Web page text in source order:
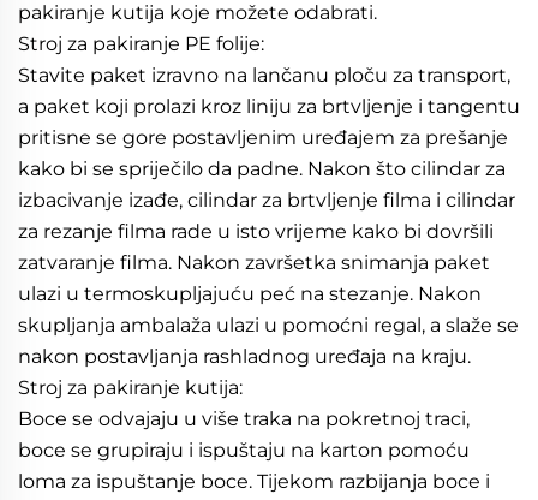
pakiranje kutija koje možete odabrati.
Stroj za pakiranje PE folije:
Stavite paket izravno na lančanu ploču za transport,
a paket koji prolazi kroz liniju za brtvljenje i tangentu
pritisne se gore postavljenim uređajem za prešanje
kako bi se spriječilo da padne. Nakon što cilindar za
izbacivanje izađe, cilindar za brtvljenje filma i cilindar
za rezanje filma rade u isto vrijeme kako bi dovršili
zatvaranje filma. Nakon završetka snimanja paket
ulazi u termoskupljajuću peć na stezanje. Nakon
skupljanja ambalaža ulazi u pomoćni regal, a slaže se
nakon postavljanja rashladnog uređaja na kraju.
Stroj za pakiranje kutija:
Boce se odvajaju u više traka na pokretnoj traci,
boce se grupiraju i ispuštaju na karton pomoću
loma za ispuštanje boce. Tijekom razbijanja boce i